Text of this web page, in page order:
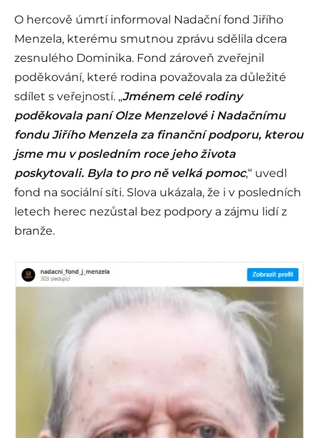
O hercově úmrtí informoval Nadační fond Jiřího
Menzela, kterému smutnou zprávu sdělila dcera
zesnulého Dominika. Fond zároveň zveřejnil
poděkování, které rodina považovala za důležité
sdílet s veřejností. „Jménem celé rodiny
poděkovala paní Olze Menzelové i Nadačnímu
fondu Jiřího Menzela za finanční podporu, kterou
jsme mu v posledním roce jeho života
poskytovali. Byla to pro ně velká pomoc,“ uvedl
fond na sociální síti. Slova ukázala, že i v posledních
letech herec nezůstal bez podpory a zájmu lidí z
branže.